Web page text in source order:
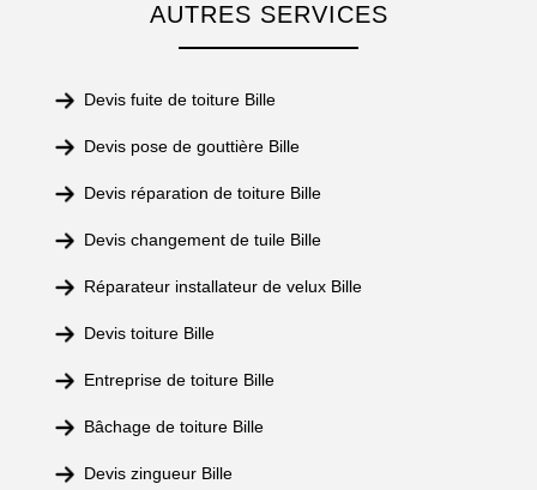
AUTRES SERVICES
Devis fuite de toiture Bille
Devis pose de gouttière Bille
Devis réparation de toiture Bille
Devis changement de tuile Bille
Réparateur installateur de velux Bille
Devis toiture Bille
Entreprise de toiture Bille
Bâchage de toiture Bille
Devis zingueur Bille